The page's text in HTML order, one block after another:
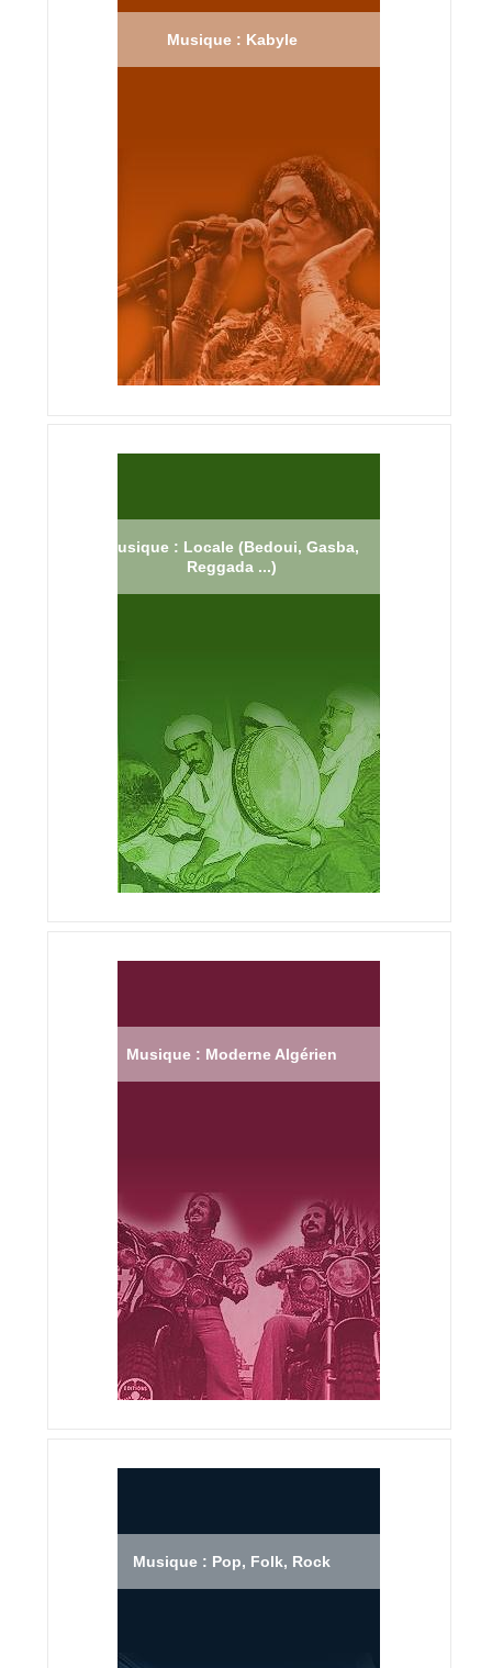
Musique : Kabyle
Musique : Locale (Bedoui, Gasba,
Reggada ...)
Musique : Moderne Algérien
Musique : Pop, Folk, Rock